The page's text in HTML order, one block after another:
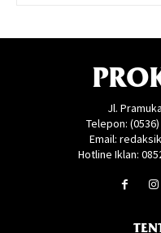
Jl.
Telepon:
Email:
Hotline Iklan: